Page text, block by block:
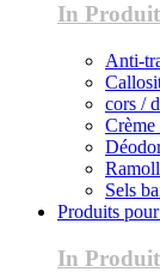
In
Anti-
cors /
Crème
Sels
Produits
In